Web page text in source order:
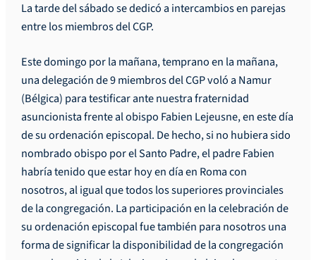
La tarde del sábado se dedicó a intercambios en parejas
entre los miembros del CGP.
Este domingo por la mañana, temprano en la mañana,
una delegación de 9 miembros del CGP voló a Namur
(Bélgica) para testificar ante nuestra fraternidad
asuncionista frente al obispo Fabien Lejeusne, en este día
de su ordenación episcopal. De hecho, si no hubiera sido
nombrado obispo por el Santo Padre, el padre Fabien
habría tenido que estar hoy en día en Roma con
nosotros, al igual que todos los superiores provinciales
de la congregación. La participación en la celebración de
su ordenación episcopal fue también para nosotros una
forma de significar la disponibilidad de la congregación